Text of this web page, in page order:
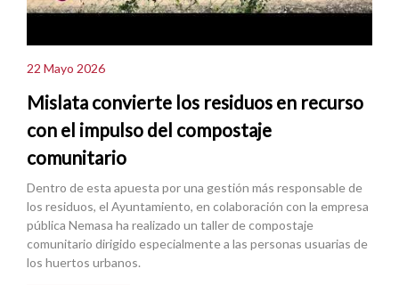
22 Mayo 2026
Mislata convierte los residuos en recurso
con el impulso del compostaje
comunitario
Dentro de esta apuesta por una gestión más responsable de
los residuos, el Ayuntamiento, en colaboración con la empresa
pública Nemasa ha realizado un taller de compostaje
comunitario dirigido especialmente a las personas usuarias de
los huertos urbanos.